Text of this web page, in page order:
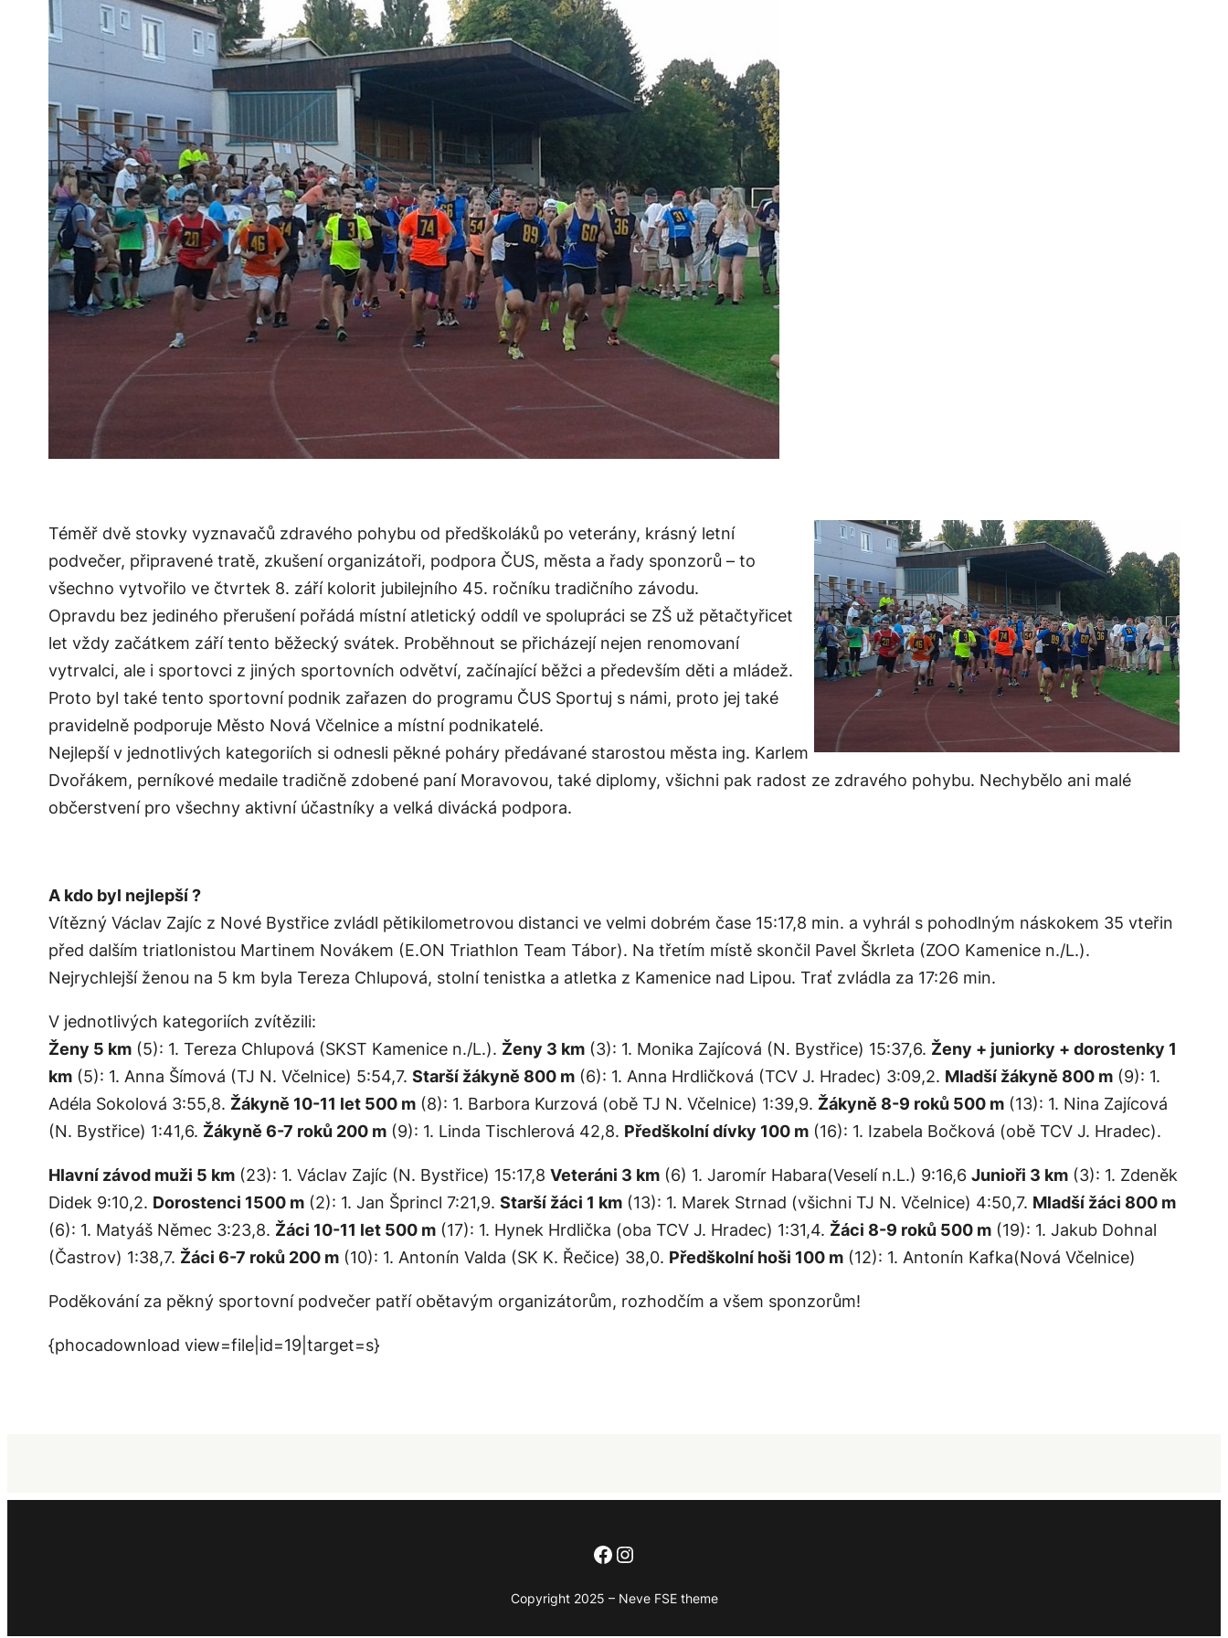
Téměř dvě stovky vyznavačů zdravého pohybu od předškoláků po veterány, krásný letní
podvečer, připravené tratě, zkušení organizátoři, podpora ČUS, města a řady sponzorů – to
všechno vytvořilo ve čtvrtek 8. září kolorit jubilejního 45. ročníku tradičního závodu.
Opravdu bez jediného přerušení pořádá místní atletický oddíl ve spolupráci se ZŠ už pětačtyřicet
let vždy začátkem září tento běžecký svátek. Proběhnout se přicházejí nejen renomovaní
vytrvalci, ale i sportovci z jiných sportovních odvětví, začínající běžci a především děti a mládež.
Proto byl také tento sportovní podnik zařazen do programu ČUS Sportuj s námi, proto jej také
pravidelně podporuje Město Nová Včelnice a místní podnikatelé.
Nejlepší v jednotlivých kategoriích si odnesli pěkné poháry předávané starostou města ing. Karlem
Dvořákem, perníkové medaile tradičně zdobené paní Moravovou, také diplomy, všichni pak radost ze zdravého pohybu. Nechybělo ani malé
občerstvení pro všechny aktivní účastníky a velká divácká podpora.
A kdo byl nejlepší ?
Vítězný Václav Zajíc z Nové Bystřice zvládl pětikilometrovou distanci ve velmi dobrém čase 15:17,8 min. a vyhrál s pohodlným náskokem 35 vteřin
před dalším triatlonistou Martinem Novákem (E.ON Triathlon Team Tábor). Na třetím místě skončil Pavel Škrleta (ZOO Kamenice n./L.).
Nejrychlejší ženou na 5 km byla Tereza Chlupová, stolní tenistka a atletka z Kamenice nad Lipou. Trať zvládla za 17:26 min.
V jednotlivých kategoriích zvítězili:
Ženy 5 km(5): 1. Tereza Chlupová (SKST Kamenice n./L.). Ženy 3 km(3): 1. Monika Zajícová (N. Bystřice) 15:37,6. Ženy + juniorky + dorostenky 1
km(5): 1. Anna Šímová (TJ N. Včelnice) 5:54,7. Starší žákyně 800 m(6): 1. Anna Hrdličková (TCV J. Hradec) 3:09,2. Mladší žákyně 800 m(9): 1.
Adéla Sokolová 3:55,8. Žákyně 10-11 let 500 m(8): 1. Barbora Kurzová (obě TJ N. Včelnice) 1:39,9. Žákyně 8-9 roků 500 m(13): 1. Nina Zajícová
(N. Bystřice) 1:41,6. Žákyně 6-7 roků 200 m(9): 1. Linda Tischlerová 42,8. Předškolní dívky 100 m(16): 1. Izabela Bočková (obě TCV J. Hradec).
Hlavní závod muži 5 km(23): 1. Václav Zajíc (N. Bystřice) 15:17,8 Veteráni 3 km(6) 1. Jaromír Habara(Veselí n.L.) 9:16,6 Junioři 3 km(3): 1. Zdeněk
Didek 9:10,2. Dorostenci 1500 m(2): 1. Jan Šprincl 7:21,9. Starší žáci 1 km(13): 1. Marek Strnad (všichni TJ N. Včelnice) 4:50,7. Mladší žáci 800 m
(6): 1. Matyáš Němec 3:23,8. Žáci 10-11 let 500 m(17): 1. Hynek Hrdlička (oba TCV J. Hradec) 1:31,4. Žáci 8-9 roků 500 m(19): 1. Jakub Dohnal
(Častrov) 1:38,7. Žáci 6-7 roků 200 m(10): 1. Antonín Valda (SK K. Řečice) 38,0. Předškolní hoši 100 m(12): 1. Antonín Kafka(Nová Včelnice)
Poděkování za pěkný sportovní podvečer patří obětavým organizátorům, rozhodčím a všem sponzorům!
{phocadownload view=file|id=19|target=s}
Facebook
Instagram
Copyright 2025 – Neve FSE theme